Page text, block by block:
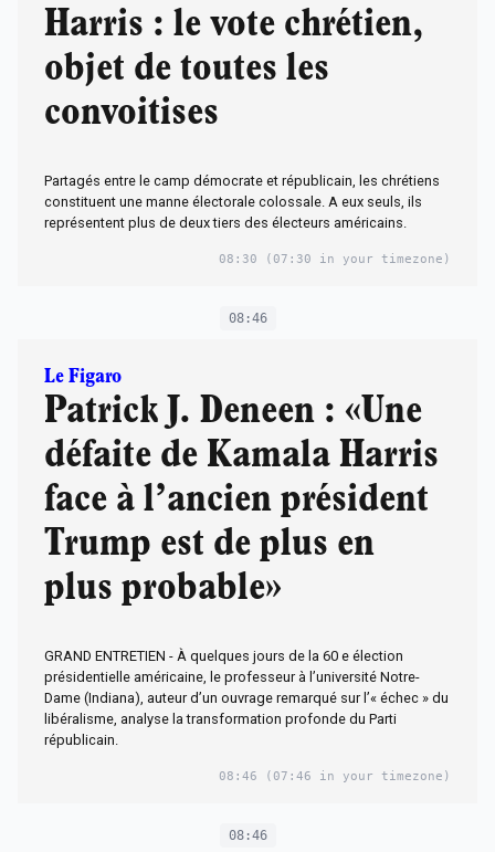
Harris : le vote chrétien,
objet de toutes les
convoitises
Partagés entre le camp démocrate et républicain, les chrétiens
constituent une manne électorale colossale. A eux seuls, ils
représentent plus de deux tiers des électeurs américains.
08:30 (07:30 in your timezone)
08:46
Le Figaro
Patrick J. Deneen : «Une
défaite de Kamala Harris
face à l’ancien président
Trump est de plus en
plus probable»
GRAND ENTRETIEN - À quelques jours de la 60 e élection
présidentielle américaine, le professeur à l’université Notre-
Dame (Indiana), auteur d’un ouvrage remarqué sur l’« échec » du
libéralisme, analyse la transformation profonde du Parti
républicain.
08:46 (07:46 in your timezone)
08:46